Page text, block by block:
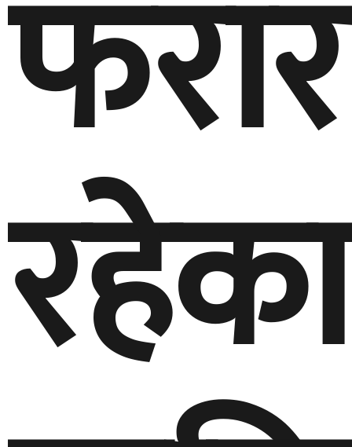
फरार
रहेका